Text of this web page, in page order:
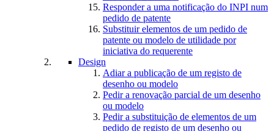
Responder a uma notificação do INPI num
pedido de patente
Substituir elementos de um pedido de
patente ou modelo de utilidade por
iniciativa do requerente
Design
Adiar a publicação de um registo de
desenho ou modelo
Pedir a renovação parcial de um desenho
ou modelo
Pedir a substituição de elementos de um
pedido de registo de um desenho ou